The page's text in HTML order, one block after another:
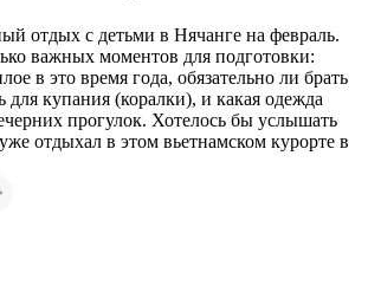
отдых с детьми в Нячанге на февраль.
важных моментов для подготовки:
в это время года, обязательно ли брать
для купания (коралки), и какая одежда
прогулок. Хотелось бы услышать
отдыхал в этом вьетнамском курорте в